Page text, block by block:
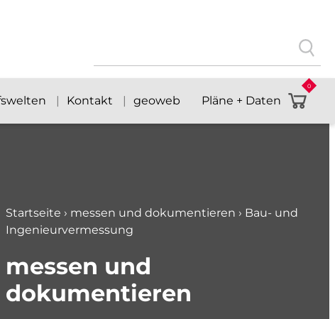
nach:
Kontakt geoweb Pläne + Daten
0
Startseite › messen und dokumentieren › Bau- und
Ingenieurvermessung
messen und
dokumentieren